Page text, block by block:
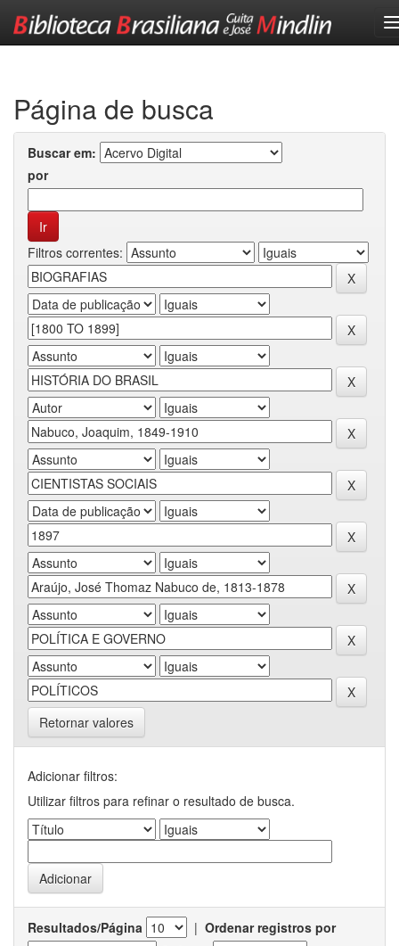
Página de busca
Buscar em:
por
Filtros correntes:
Retornar valores
Adicionar filtros:
Utilizar filtros para refinar o resultado de busca.
Resultados/Página | Ordenar registros por